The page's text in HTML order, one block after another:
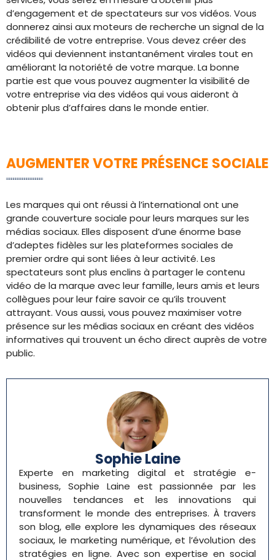
d’engagement et de spectateurs sur vos vidéos. Vous
donnerez ainsi aux moteurs de recherche un signal de la
crédibilité de votre entreprise. Vous devez créer des
vidéos qui deviennent instantanément virales tout en
améliorant la notoriété de votre marque. La bonne
partie est que vous pouvez augmenter la visibilité de
votre entreprise via des vidéos qui vous aideront à
obtenir plus d’affaires dans le monde entier.
AUGMENTER VOTRE PRÉSENCE SOCIALE
Les marques qui ont réussi à l’international ont une
grande couverture sociale pour leurs marques sur les
médias sociaux. Elles disposent d’une énorme base
d’adeptes fidèles sur les plateformes sociales de
premier ordre qui sont liées à leur activité. Les
spectateurs sont plus enclins à partager le contenu
vidéo de la marque avec leur famille, leurs amis et leurs
collègues pour leur faire savoir ce qu’ils trouvent
attrayant. Vous aussi, vous pouvez maximiser votre
présence sur les médias sociaux en créant des vidéos
informatives qui trouvent un écho direct auprès de votre
public.
Sophie Laine
Experte en marketing digital et stratégie e-
business, Sophie Laine est passionnée par les
nouvelles tendances et les innovations qui
transforment le monde des entreprises. À travers
son blog, elle explore les dynamiques des réseaux
sociaux, le marketing numérique, et l’évolution des
stratégies en ligne. Avec son expertise en social